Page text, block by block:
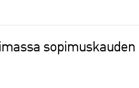
sopimuskauden